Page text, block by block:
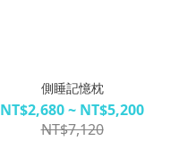
側睡記憶枕
NT$2,680 ~ NT$5,200
NT$7,120